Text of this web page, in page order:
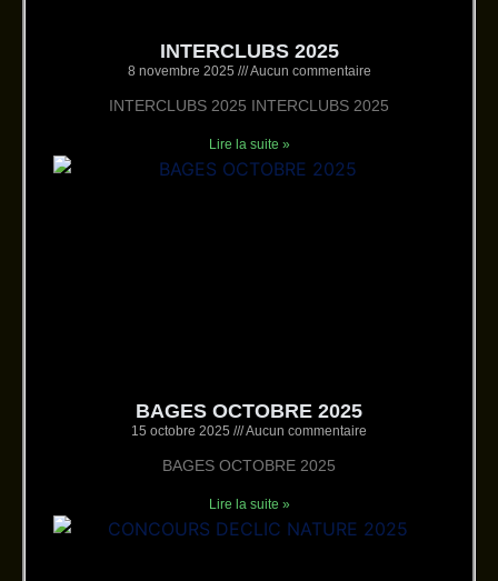
INTERCLUBS 2025
8 novembre 2025 Aucun commentaire
INTERCLUBS 2025 INTERCLUBS 2025
Lire la suite »
BAGES OCTOBRE 2025
15 octobre 2025 Aucun commentaire
BAGES OCTOBRE 2025
Lire la suite »